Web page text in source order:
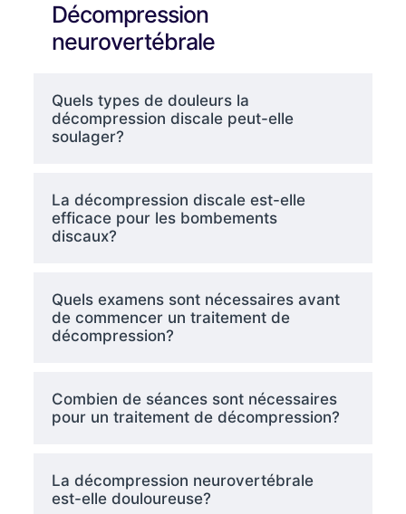
Décompression
neurovertébrale
Quels types de douleurs la
décompression discale peut-elle
soulager?
La décompression discale est-elle
efficace pour les bombements
discaux?
Quels examens sont nécessaires avant
de commencer un traitement de
décompression?
Combien de séances sont nécessaires
pour un traitement de décompression?
La décompression neurovertébrale
est-elle douloureuse?